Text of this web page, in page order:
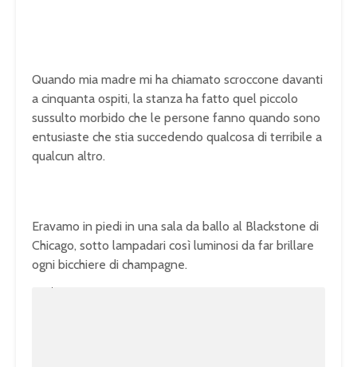
Quando mia madre mi ha chiamato scroccone davanti
a cinquanta ospiti, la stanza ha fatto quel piccolo
sussulto morbido che le persone fanno quando sono
entusiaste che stia succedendo qualcosa di terribile a
qualcun altro.
Eravamo in piedi in una sala da ballo al Blackstone di
Chicago, sotto lampadari così luminosi da far brillare
ogni bicchiere di champagne.